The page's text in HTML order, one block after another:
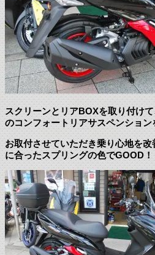
スクリーンとリアBOXを取り付け
のコンフォートリアサスペンション
お取付させていただき乗り心地を
に合ったスプリングの色でGOOD！